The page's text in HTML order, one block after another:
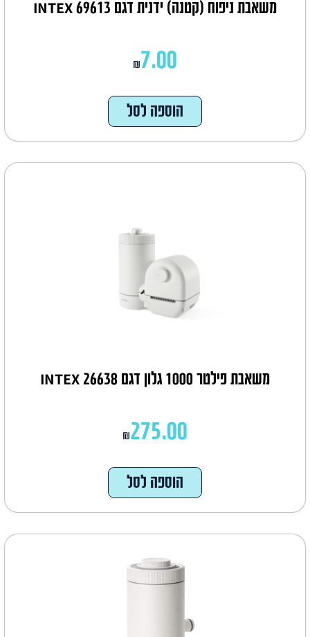
משאבת ניפוח (קטנה) ידנית דגם INTEX 69613
₪7.00
הוספה לסל
משאבת פילטר 1000 גלון דגם 26638 INTEX
₪275.00
הוספה לסל